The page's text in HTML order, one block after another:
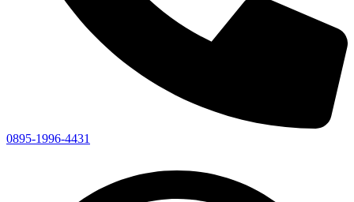
0895-1996-4431